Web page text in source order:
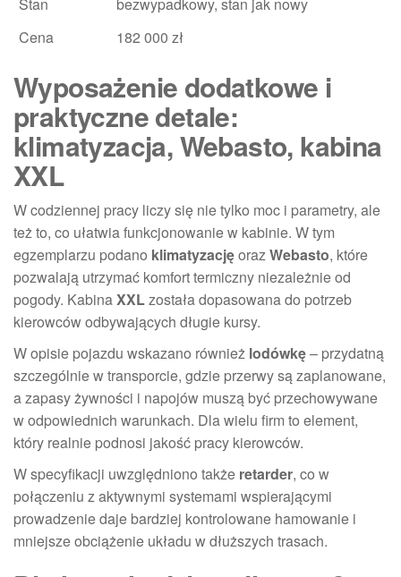
Cena
182 000 zł
Wyposażenie dodatkowe i
praktyczne detale:
klimatyzacja, Webasto, kabina
XXL
W codziennej pracy liczy się nie tylko moc i parametry, ale
też to, co ułatwia funkcjonowanie w kabinie. W tym
egzemplarzu podano klimatyzacjęorazWebasto, które
pozwalają utrzymać komfort termiczny niezależnie od
pogody. KabinaXXLzostała dopasowana do potrzeb
kierowców odbywających długie kursy.
W opisie pojazdu wskazano również lodówkę– przydatną
szczególnie w transporcie, gdzie przerwy są zaplanowane,
a zapasy żywności i napojów muszą być przechowywane
w odpowiednich warunkach. Dla wielu firm to element,
który realnie podnosi jakość pracy kierowców.
W specyfikacji uwzględniono także retarder, co w
połączeniu z aktywnymi systemami wspierającymi
prowadzenie daje bardziej kontrolowane hamowanie i
mniejsze obciążenie układu w dłuższych trasach.